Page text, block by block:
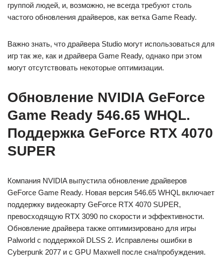
группой людей, и, возможно, не всегда требуют столь
частого обновления драйверов, как ветка Game Ready.
Важно знать, что драйвера Studio могут использоваться для
игр так же, как и драйвера Game Ready, однако при этом
могут отсутствовать некоторые оптимизации.
Обновление NVIDIA GeForce
Game Ready 546.65 WHQL.
Поддержка GeForce RTX 4070
SUPER
Компания NVIDIA выпустила обновление драйверов
GeForce Game Ready. Новая версия 546.65 WHQL включает
поддержку видеокарту GeForce RTX 4070 SUPER,
превосходящую RTX 3090 по скорости и эффективности.
Обновление драйвера также оптимизировано для игры
Palworld с поддержкой DLSS 2. Исправлены ошибки в
Cyberpunk 2077 и с GPU Maxwell после сна/пробуждения.